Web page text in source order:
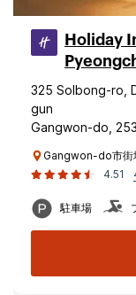
Holiday
325 Solbong-ro,
gun
Gangwon-do,
Gangwon-do市街
4.51
駐車場